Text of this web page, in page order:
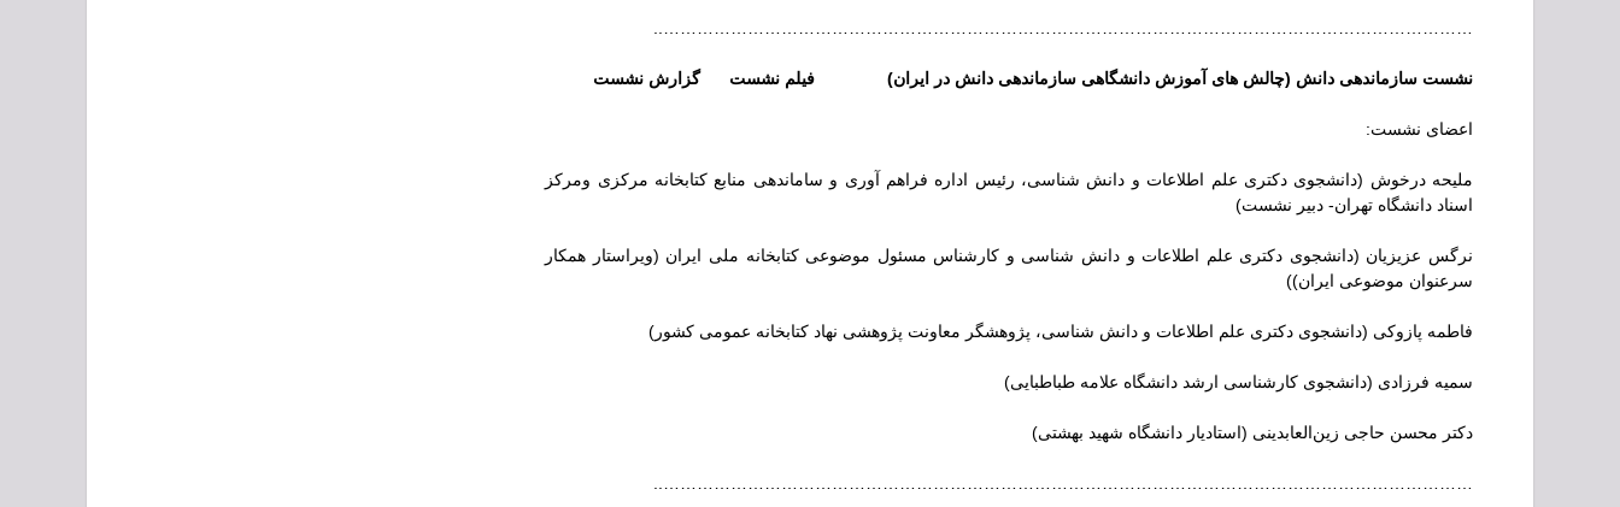
نشست سازماندهی دانش (چالش های آموزش دانشگاهی سازماندهی دانش در ایران) فیلم نشست گزارش نشست
اعضای نشست:
ملیحه درخوش (دانشجوی دکتری علم اطلاعات و دانش شناسی، رئیس اداره فراهم آوری و ساماندهی منابع کتابخانه مرکزی ومرکز
اسناد دانشگاه تهران- دبیر نشست)
نرگس عزیزیان (دانشجوی دکتری علم اطلاعات و دانش شناسی و کارشناس مسئول موضوعی کتابخانه ملی ایران (ویراستار همکار
سرعنوان موضوعی ایران))
فاطمه پازوکی (دانشجوی دکتری علم اطلاعات و دانش شناسی، پژوهشگر معاونت پژوهشی نهاد کتابخانه عمومی کشور)
سمیه فرزادی (دانشجوی کارشناسی ارشد دانشگاه علامه طباطبایی)
دکتر محسن حاجی زین‌العابدینی (استادیار دانشگاه شهید بهشتی)